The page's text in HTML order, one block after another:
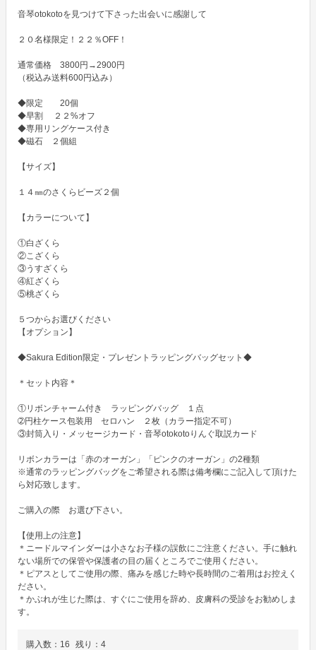
音琴otokotoを見つけて下さった出会いに感謝して
２０名様限定！２２％OFF！
通常価格　3800円→2900円
（税込み送料600円込み）
◆限定　　20個
◆早割　 ２２%オフ
◆専用リングケース付き
◆磁石　２個組
【サイズ】
１４㎜のさくらビーズ２個
【カラーについて】
①白ざくら
②こざくら
③うすざくら
④紅ざくら
⑤桃ざくら
５つからお選びください
【オプション】
◆Sakura Edition限定・プレゼントラッピングバッグセット◆
＊セット内容＊
①リボンチャーム付き　ラッピングバッグ　１点
➁円柱ケース包装用　セロハン　２枚（カラー指定不可）
③封筒入り・メッセージカード・音琴otokotoりんぐ取説カード
リボンカラーは「赤のオーガン」「ピンクのオーガン」の2種類
※通常のラッピングバッグをご希望される際は備考欄にご記入して頂けた
ら対応致します。
ご購入の際　お選び下さい。
【使用上の注意】
＊ニードルマインダーは小さなお子様の誤飲にご注意ください。手に触れ
ない場所での保管や保護者の目の届くところでご使用ください。
＊ピアスとしてご使用の際、痛みを感じた時や長時間のご着用はお控えく
ださい。
＊かぶれが生じた際は、すぐにご使用を辞め、皮膚科の受診をお勧めしま
す。
購入数： 16 残り： 4